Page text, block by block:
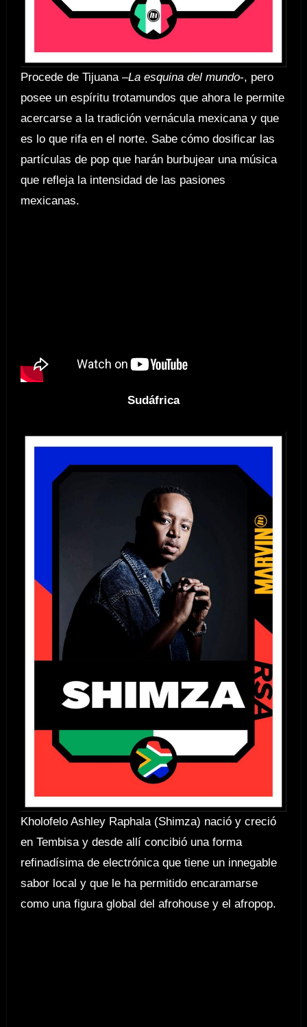
Procede de Tijuana –La esquina del mundo-, pero
posee un espíritu trotamundos que ahora le permite
acercarse a la tradición vernácula mexicana y que
es lo que rifa en el norte. Sabe cómo dosificar las
partículas de pop que harán burbujear una música
que refleja la intensidad de las pasiones
mexicanas.
Sudáfrica
Kholofelo Ashley Raphala (Shimza) nació y creció
en Tembisa y desde allí concibió una forma
refinadísima de electrónica que tiene un innegable
sabor local y que le ha permitido encaramarse
como una figura global del afrohouse y el afropop.